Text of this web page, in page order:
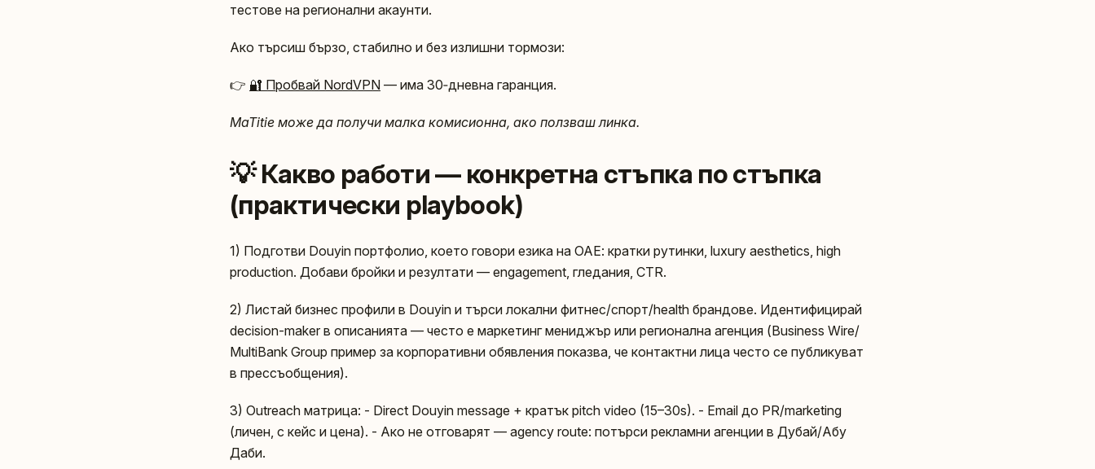
тестове на регионални акаунти.
Ако търсиш бързо, стабилно и без излишни тормози:
👉 🔐 Пробвай NordVPN — има 30‑дневна гаранция.
MaTitie може да получи малка комисионна, ако ползваш линка.
💡 Какво работи — конкретна стъпка по стъпка
(практически playbook)
1) Подготви Douyin портфолио, което говори езика на ОАЕ: кратки рутинки, luxury aesthetics, high
production. Добави бройки и резултати — engagement, гледания, CTR.
2) Листай бизнес профили в Douyin и търси локални фитнес/спорт/health брандове. Идентифицирай
decision-maker в описанията — често е маркетинг мениджър или регионална агенция (Business Wire/
MultiBank Group пример за корпоративни обявления показва, че контактни лица често се публикуват
в прессъобщения).
3) Outreach матрица: - Direct Douyin message + кратък pitch video (15–30s). - Email до PR/marketing
(личен, с кейс и цена). - Ако не отговарят — agency route: потърси рекламни агенции в Дубай/Абу
Даби.